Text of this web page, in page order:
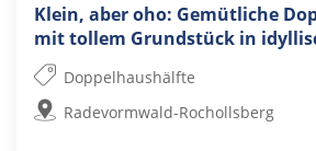
Klein, aber oho: Gemütliche
mit tollem Grundstück in
Doppelhaushälfte
Radevormwald-Rochollsberg